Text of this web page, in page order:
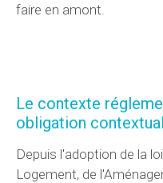
faire en amont.
Le contexte
obligation
Depuis l'adoption de la
Logement, de